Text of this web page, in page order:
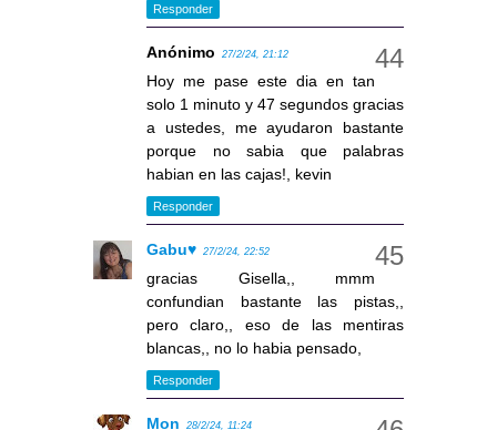
Responder
Anónimo 27/2/24, 21:12
Hoy me pase este dia en tan
solo 1 minuto y 47 segundos gracias
a ustedes, me ayudaron bastante
porque no sabia que palabras
habian en las cajas!, kevin
Responder
Gabu♥ 27/2/24, 22:52
gracias Gisella,, mmm
confundian bastante las pistas,,
pero claro,, eso de las mentiras
blancas,, no lo habia pensado,
Responder
Mon 28/2/24, 11:24